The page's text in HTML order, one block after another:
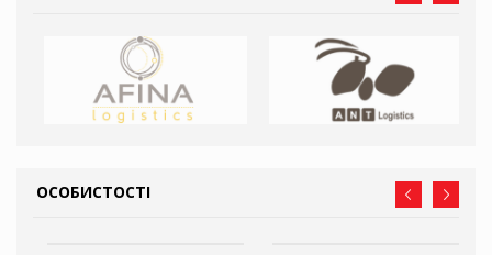
ОСОБИСТОСТІ